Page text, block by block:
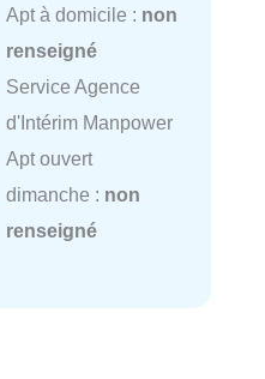
Apt à domicile : non
renseigné
Service Agence
d'Intérim Manpower
Apt ouvert
dimanche : non
renseigné